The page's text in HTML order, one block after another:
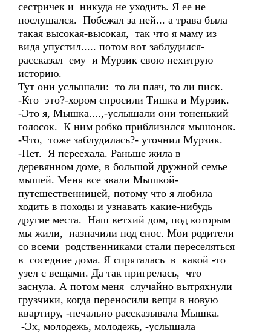
сестричек и никуда не уходить. Я ее не
послушался. Побежал за ней... а трава была
такая высокая-высокая, так что я маму из
вида упустил..... потом вот заблудился-
рассказал ему и Мурзик свою нехитрую
историю.
Тут они услышали: то ли плач, то ли писк.
-Кто это?-хором спросили Тишка и Мурзик.
-Это я, Мышка....,-услышали они тоненький
голосок. К ним робко приблизился мышонок.
-Что, тоже заблудилась?- уточнил Мурзик.
-Нет. Я переехала. Раньше жила в
деревянном доме, в большой дружной семье
мышей. Меня все звали Мышкой-
путешественницей, потому что я любила
ходить в походы и узнавать какие-нибудь
другие места. Наш ветхий дом, под которым
мы жили, назначили под снос. Мои родители
со всеми родственниками стали переселяться
в соседние дома. Я спряталась в какой -то
узел с вещами. Да так пригрелась, что
заснула. А потом меня случайно вытряхнули
грузчики, когда переносили вещи в новую
квартиру, -печально рассказывала Мышка.
-Эх, молодежь, молодежь, -услышала